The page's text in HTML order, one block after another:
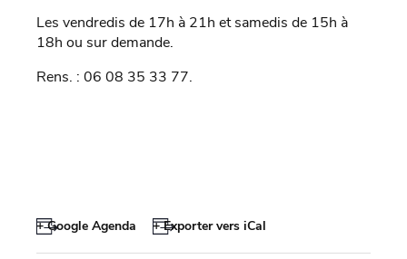
Les vendredis de 17h à 21h et samedis de 15h à
18h ou sur demande.
Rens. : 06 08 35 33 77.
+ Google Agenda + Exporter vers iCal